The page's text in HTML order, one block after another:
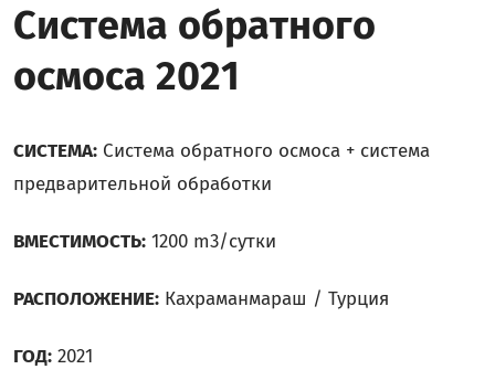
Система обратного
осмоса 2021
СИСТЕМА: Система обратного осмоса + система
предварительной обработки
ВМЕСТИМОСТЬ: 1200 m3/сутки
РАСПОЛОЖЕНИЕ: Кахраманмараш / Турция
ГОД: 2021